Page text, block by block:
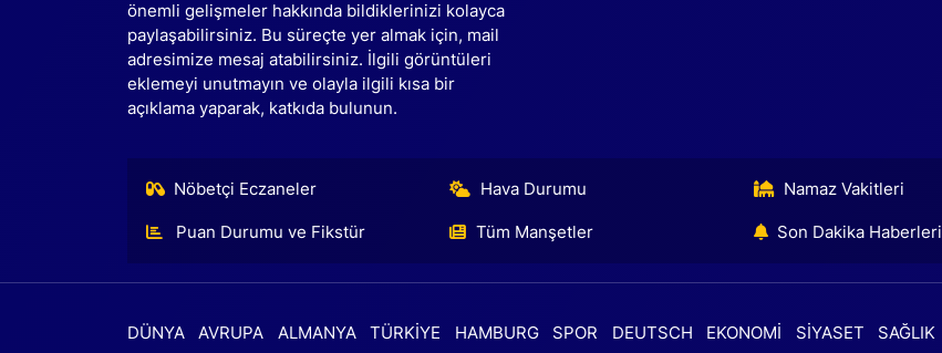
önemli gelişmeler hakkında bildiklerinizi kolayca
paylaşabilirsiniz. Bu süreçte yer almak için, mail
adresimize mesaj atabilirsiniz. İlgili görüntüleri
eklemeyi unutmayın ve olayla ilgili kısa bir
açıklama yaparak, katkıda bulunun.
Nöbetçi Eczaneler Hava Durumu Namaz Vakitleri
Puan Durumu ve Fikstür Tüm Manşetler Son Dakika Haberleri
DÜNYA AVRUPA ALMANYA TÜRKİYE HAMBURG SPOR DEUTSCH EKONOMİ SİYASET SAĞLIK